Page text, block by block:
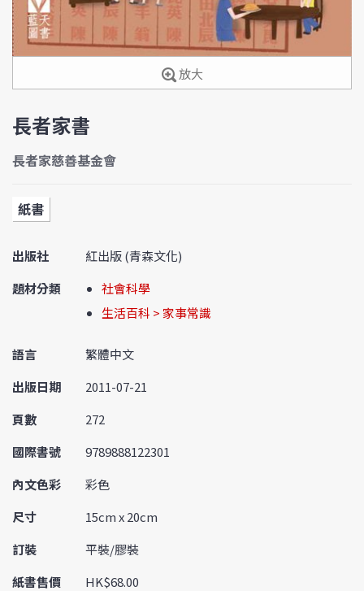
放大
長者家書
長者家慈善基金會
紙書
出版社
紅出版 (青森文化)
題材分類
社會科學
生活百科 > 家事常識
語言
繁體中文
出版日期
2011-07-21
頁數
272
國際書號
9789888122301
內文色彩
彩色
尺寸
15cm x 20cm
訂裝
平裝/膠裝
紙書售價
HK$68.00